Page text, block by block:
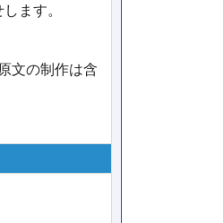
ます。
文の制作は含